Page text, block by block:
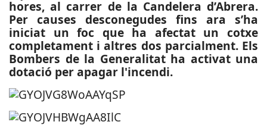
hores, al carrer de la Candelera d’Abrera.
Per causes desconegudes fins ara s’ha
iniciat un foc que ha afectat un cotxe
completament i altres dos parcialment. Els
Bombers de la Generalitat ha activat una
dotació per apagar l'incendi.